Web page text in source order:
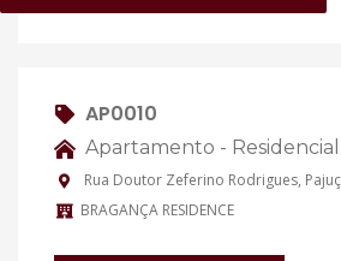
AP0010
Apartamento - Residencial
Rua Doutor Zeferino Rodrigues,
BRAGANÇA RESIDENCE